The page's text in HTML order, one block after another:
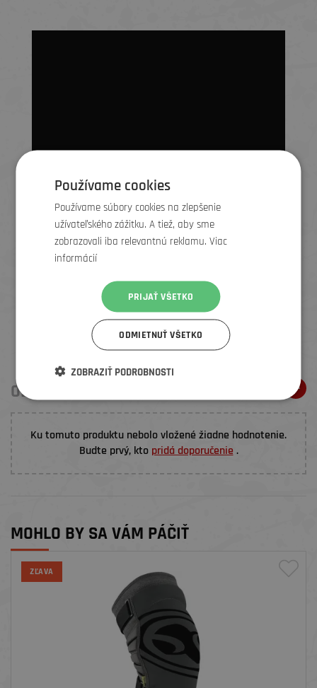
ODPORÚČANIA ELEMENŤÁKŮ
Ku tomuto produktu nebolo vložené žiadne hodnotenie.
Budte prvý, kto pridá doporučenie .
MOHLO BY SA VÁM PÁČIŤ
ZĽAVA
Používame cookies
Používame súbory cookies na zlepšenie
užívateľského zážitku. A tiež, aby sme
zobrazovali iba relevantnú reklamu. Viac
informácií
PRIJAŤ VŠETKO
ODMIETNUŤ VŠETKO
ZOBRAZIŤ PODROBNOSTI